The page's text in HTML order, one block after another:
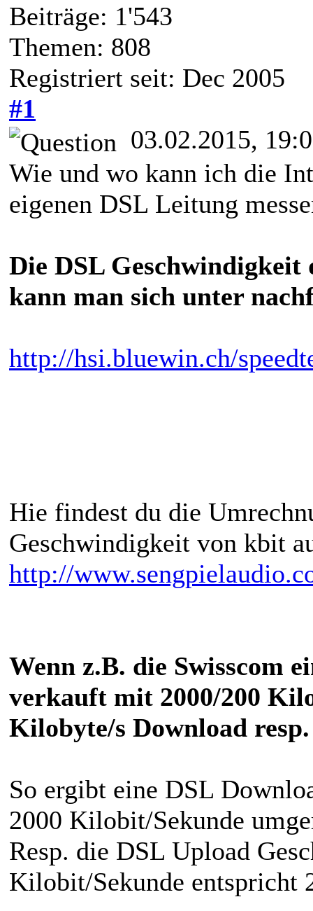
Beiträge: 1'543
Themen: 808
Registriert seit: Dec 2005
#1
03.02.2015,
Wie und wo kann ich die
eigenen DSL Leitung
Die DSL Geschwindigkeit
kann man sich unter
http://hsi.bluewin.ch/
Hie findest du die
Geschwindigkeit von kbit
http://
Wenn z.B. die Swisscom
verkauft mit 2000/200
Kilobyte/s Download
So ergibt eine DSL
2000 Kilobit/Sekunde
Resp. die DSL Upload
Kilobit/Sekunde entspricht